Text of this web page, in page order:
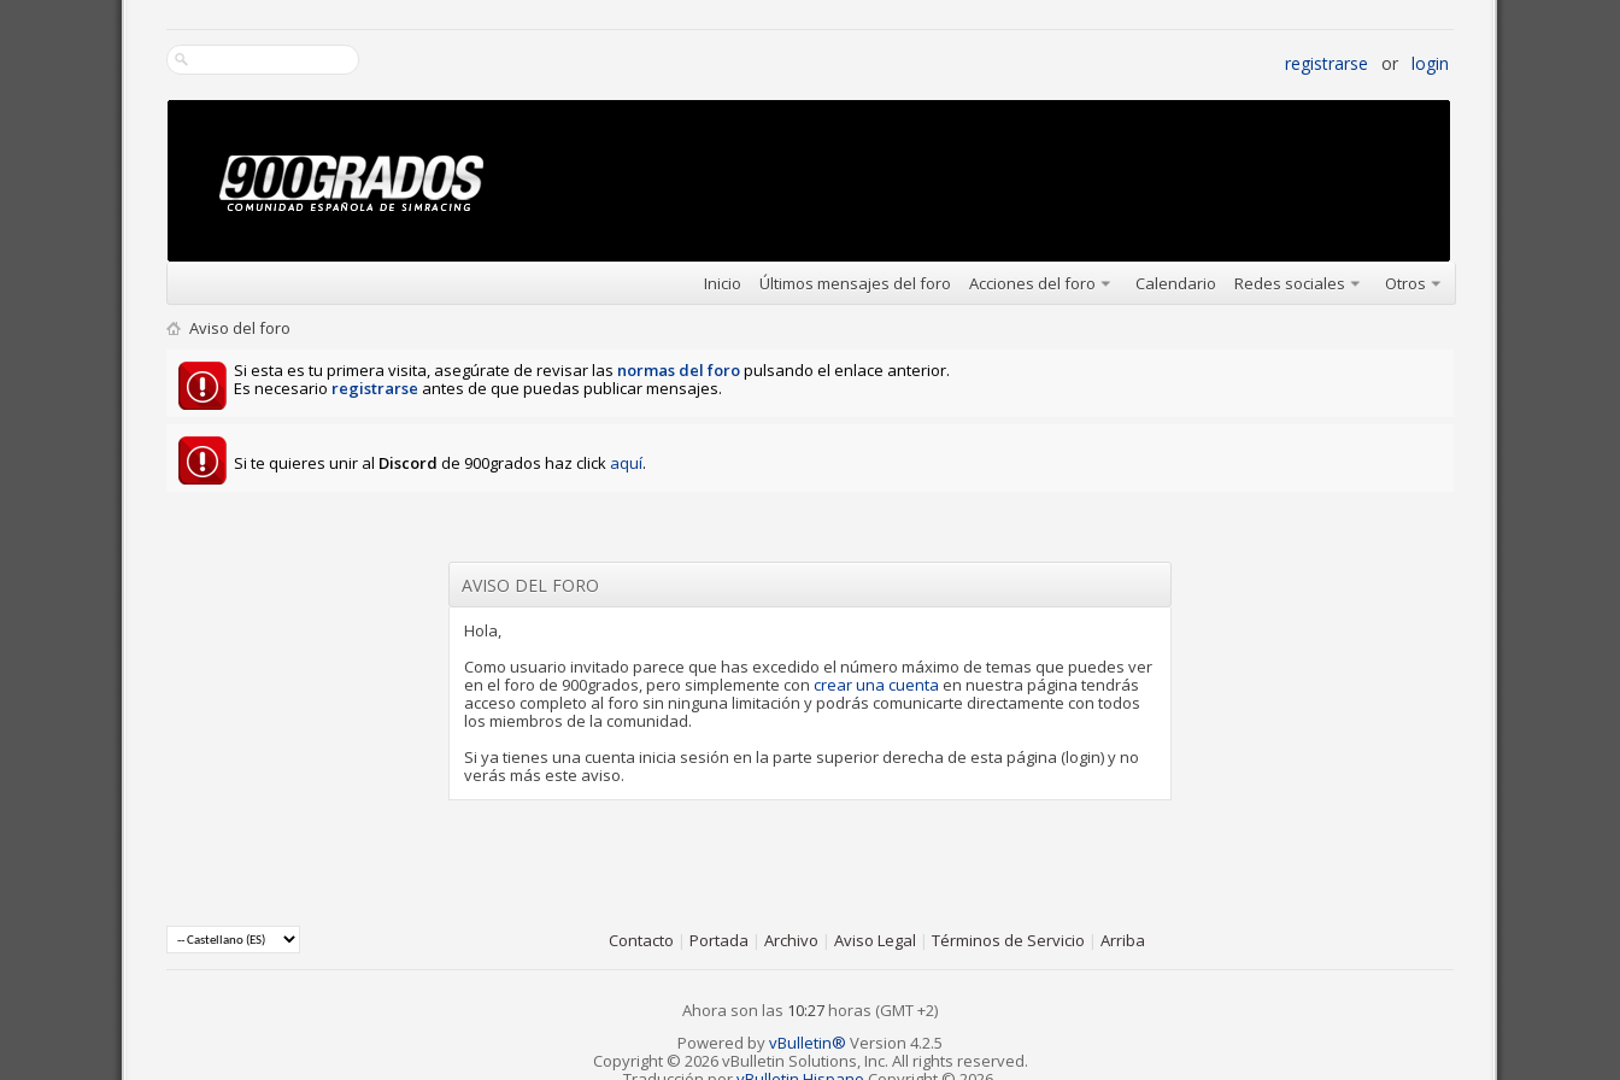
registrarse or login
Inicio Últimos mensajes del foro Acciones del foro Calendario Redes sociales Otros
Aviso del foro
Si esta es tu primera visita, asegúrate de revisar las normas del foropulsando el enlace anterior.
Es necesario registrarse antes de que puedas publicar mensajes.
Si te quieres unir al Discord de 900grados haz click aquí.
AVISO DEL FORO
Hola,
Como usuario invitado parece que has excedido el número máximo de temas que puedes ver
en el foro de 900grados, pero simplemente con crear una cuenta en nuestra página tendrás
acceso completo al foro sin ninguna limitación y podrás comunicarte directamente con todos
los miembros de la comunidad.
Si ya tienes una cuenta inicia sesión en la parte superior derecha de esta página (login) y no
verás más este aviso.
Contacto | Portada | Archivo | Aviso Legal | Términos de Servicio | Arriba
Ahora son las 10:27 horas (GMT +2)
Powered byvBulletin® Version 4.2.5
Copyright © 2026 vBulletin Solutions, Inc. All rights reserved.